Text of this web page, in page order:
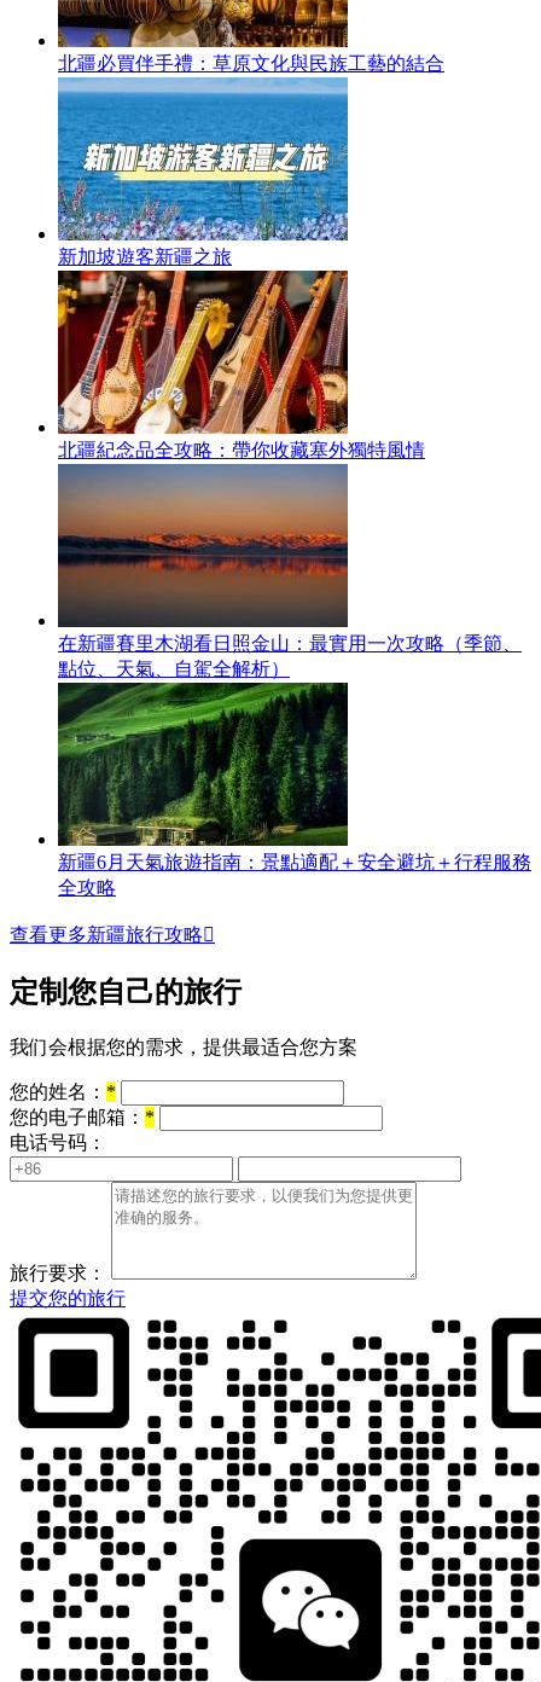
北疆必買伴手禮：草原文化與民族工藝的結合
新加坡遊客新疆之旅
北疆紀念品全攻略：帶你收藏塞外獨特風情
在新疆賽里木湖看日照金山：最實用一次攻略（季節、
點位、天氣、自駕全解析）
新疆6月天氣旅遊指南：景點適配＋安全避坑＋行程服務
全攻略
查看更多新疆旅行攻略
定制您自己的旅行
我们会根据您的需求，提供最适合您方案
您的姓名： *
您的电子邮箱： *
电话号码：
旅行要求：
提交您的旅行